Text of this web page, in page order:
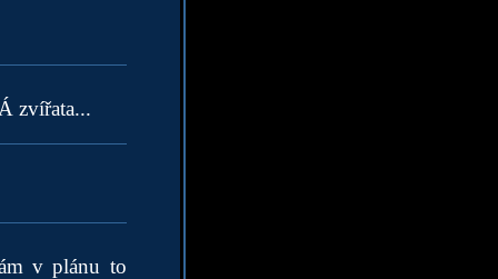
zvířata...
v plánu to